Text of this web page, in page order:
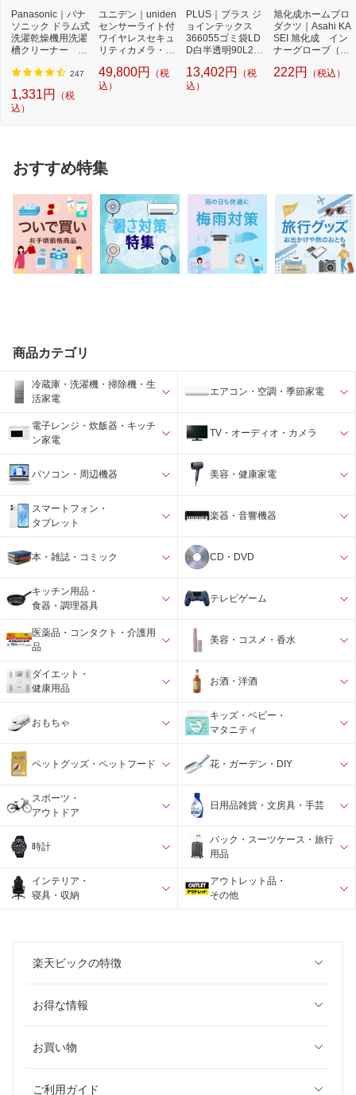
Panasonic｜パナ
ソニック ドラム式
洗濯乾燥機用洗濯
槽クリーナー N-
濯...
247
1,331円
（税
込）
ユニデン｜uniden
センサーライト付
ワイヤレスセキュ
リティカメラ・モ
49,800円
（税
込）
PLUS｜プラス ジ
ョインテックス
366055ゴミ袋LD
D白半透明90L2百
15J-9...
13,402円
（税
込）
旭化成ホームプロ
ダクツ｜Asahi KA
SEI 旭化成 イン
ナーグローブ（薄
プ）...
222円 （税込）
おすすめ特集
商品カテゴリ
冷蔵庫・洗濯機・掃除機・生
活家電
エアコン・空調・季節家電
電子レンジ・炊飯器・キッチ
ン家電
TV・オーディオ・カメラ
パソコン・周辺機器 美容・健康家電
スマートフォン・
タブレット
楽器・音響機器
本・雑誌・コミック CD・DVD
キッチン用品・
食器・調理器具
テレビゲーム
医薬品・コンタクト・介護用
品
美容・コスメ・香水
ダイエット・
健康用品
お酒・洋酒
おもちゃ
キッズ・ベビー・
マタニティ
ペットグッズ・ペットフード 花・ガーデン・DIY
スポーツ・
アウトドア
日用品雑貨・文房具・手芸
時計
バック・スーツケース・旅行
用品
インテリア・
寝具・収納
アウトレット品・
その他
楽天ビックの特徴
お得な情報
お買い物
ご利用ガイド